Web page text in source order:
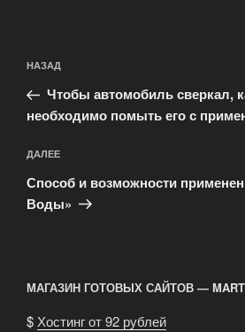
по
записям
Предыдущая
запись:
НАЗАД
Чтобы автомобиль сверкал,
необходимо помыть его с
Следующая
запись
ДАЛЕЕ
Способ и возможности
Воды»
МАГАЗИН ГОТОВЫХ САЙТОВ —
$Хостинг от 92 рублей